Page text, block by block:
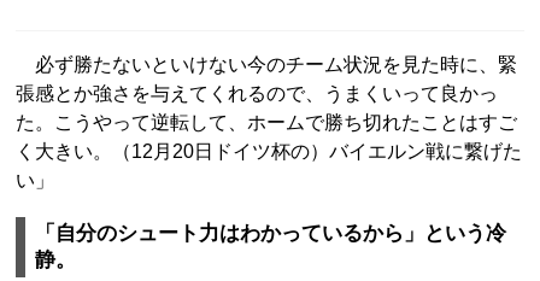
必ず勝たないといけない今のチーム状況を見た時に、緊
張感とか強さを与えてくれるので、うまくいって良かっ
た。こうやって逆転して、ホームで勝ち切れたことはすご
く大きい。（12月20日ドイツ杯の）バイエルン戦に繋げた
い」
「自分のシュート力はわかっているから」という冷
静。